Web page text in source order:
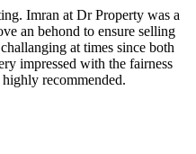
Imran at Dr Property was a
an behond to ensure selling
at times since both
impressed with the fairness
recommended.